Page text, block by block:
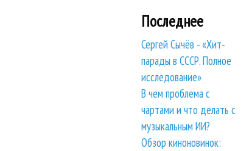
Последнее
Сергей Сычёв - «Хит-
парады в СССР. Полное
исследование»
В чем проблема с
чартами и что делать с
музыкальным ИИ?
Обзор киноновинок: